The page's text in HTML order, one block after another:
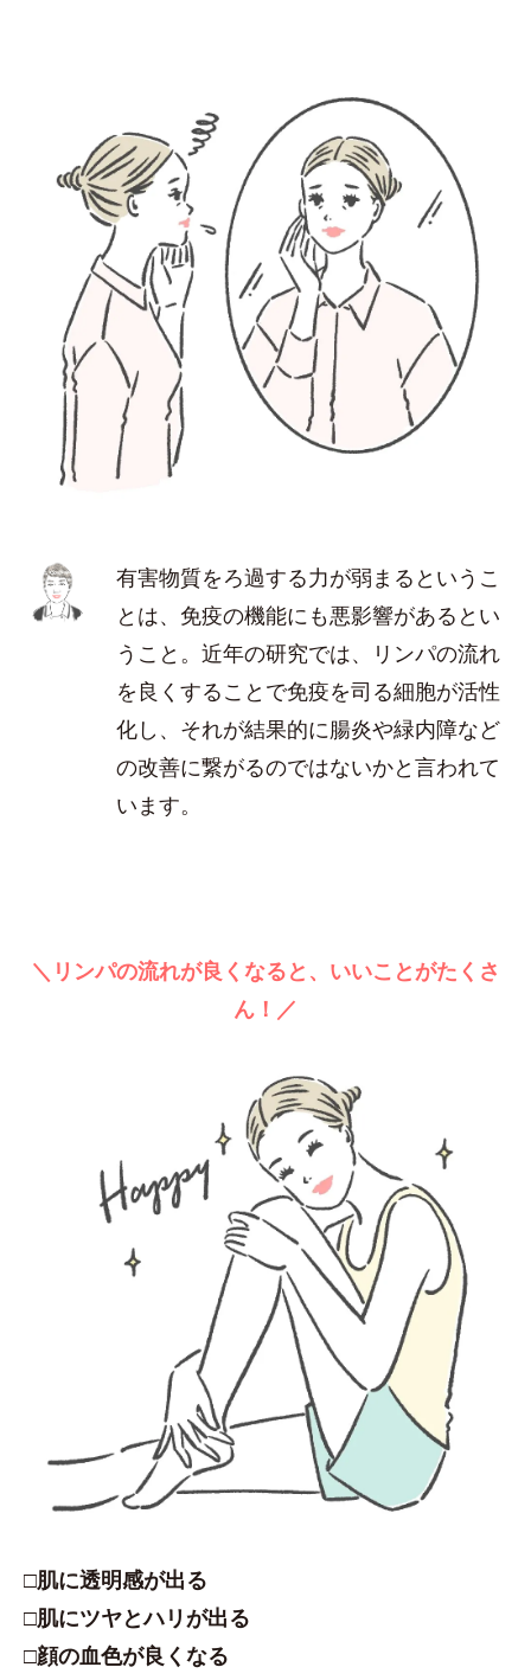
有害物質をろ過する力が弱まるというこ
とは、免疫の機能にも悪影響があるとい
うこと。近年の研究では、リンパの流れ
を良くすることで免疫を司る細胞が活性
化し、それが結果的に腸炎や緑内障など
の改善に繋がるのではないかと言われて
います。
＼リンパの流れが良くなると、いいことがたくさ
ん！／
□肌に透明感が出る
□肌にツヤとハリが出る
□顔の血色が良くなる